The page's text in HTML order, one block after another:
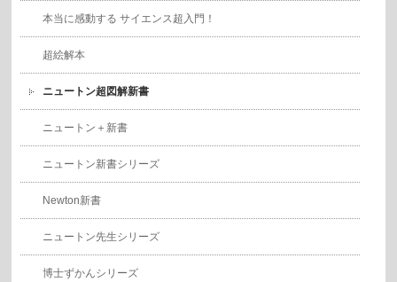
本当に感動する サイエンス超入門！
超絵解本
ニュートン超図解新書
ニュートン＋新書
ニュートン新書シリーズ
Newton新書
ニュートン先生シリーズ
博士ずかんシリーズ